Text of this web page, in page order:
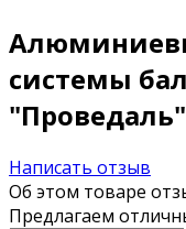
системы
Написать отзыв
Об этом товаре
Предлагаем